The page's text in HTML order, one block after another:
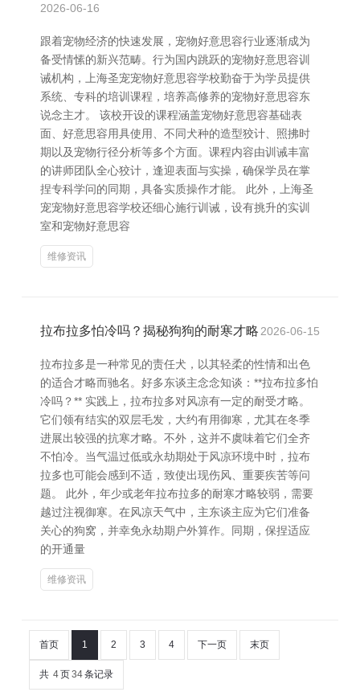
2026-06-16
跟着宠物经济的快速发展，宠物好意思容行业逐渐成为
备受情愫的新兴范畴。行为国内跳跃的宠物好意思容训
诫机构，上海圣宠宠物好意思容学校勤奋于为学员提供
系统、专科的培训课程，培养高修养的宠物好意思容东
说念主才。 该校开设的课程涵盖宠物好意思容基础表
面、好意思容用具使用、不同犬种的造型狡计、照拂时
期以及宠物行径分析等多个方面。课程内容由训诫丰富
的讲师团队全心狡计，逢迎表面与实操，确保学员在掌
捏专科学问的同期，具备实质操作才能。 此外，上海圣
宠宠物好意思容学校还细心施行训诫，设有挑升的实训
室和宠物好意思容
维修资讯
拉布拉多怕冷吗？揭秘狗狗的耐寒才略 2026-06-15
拉布拉多是一种常见的责任犬，以其轻柔的性情和出色
的适合才略而驰名。好多东谈主念念知谈：**拉布拉多怕
冷吗？** 实践上，拉布拉多对风凉有一定的耐受才略。
它们领有结实的双层毛发，大约有用御寒，尤其在冬季
进展出较强的抗寒才略。不外，这并不虞味着它们全齐
不怕冷。当气温过低或永劫期处于风凉环境中时，拉布
拉多也可能会感到不适，致使出现伤风、重要疾苦等问
题。 此外，年少或老年拉布拉多的耐寒才略较弱，需要
越过注视御寒。在风凉天气中，主东谈主应为它们准备
关心的狗窝，并幸免永劫期户外算作。同期，保捏适应
的开通量
维修资讯
首页 1 2 3 4 下一页 末页
共 4页34条记录